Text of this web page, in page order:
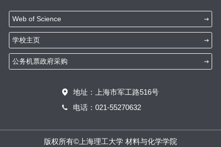
Web of Science
学校主页
公务机票政府采购
地址：上海市军工路516号
电话：021-55270632
版权所有©上海理工大学 材料与化学学院